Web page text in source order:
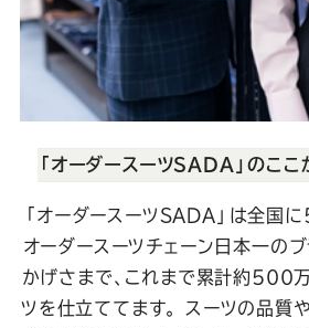
「オーダースーツSADA」のここ
「オーダースーツSADA」は全国
オーダースーツチェーン日本一のブ
かげさまで、これまで累計約500
ツを仕立ててます。 スーツの品質